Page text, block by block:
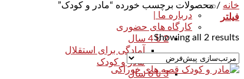
درباره ما |
کارگاه های حضوری
2 تا 4 سال
آمادگی برای استقلال
مادر و کودک
3 تا 6 سال
خانه /محصولات برچسب خورده “مادر و کودک”
فیلتر
Showing all 2 results